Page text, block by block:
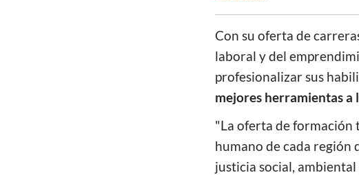
Con su oferta de
laboral y del
profesionalizar sus
mejores herramientas a
"La oferta de formación
humano de cada región
justicia social,